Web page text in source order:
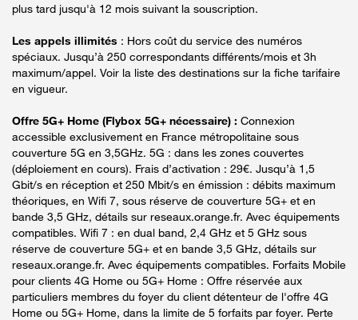
plus tard jusqu'à 12 mois suivant la souscription.
Les appels illimités : Hors coût du service des numéros
spéciaux. Jusqu’à 250 correspondants différents/mois et 3h
maximum/appel. Voir la liste des destinations sur la fiche tarifaire
en vigueur.
Offre 5G+ Home (Flybox 5G+ nécessaire) : Connexion
accessible exclusivement en France métropolitaine sous
couverture 5G en 3,5GHz. 5G : dans les zones couvertes
(déploiement en cours). Frais d’activation : 29€. Jusqu’à 1,5
Gbit/s en réception et 250 Mbit/s en émission : débits maximum
théoriques, en Wifi 7, sous réserve de couverture 5G+ et en
bande 3,5 GHz, détails sur reseaux.orange.fr. Avec équipements
compatibles. Wifi 7 : en dual band, 2,4 GHz et 5 GHz sous
réserve de couverture 5G+ et en bande 3,5 GHz, détails sur
reseaux.orange.fr. Avec équipements compatibles. Forfaits Mobile
pour clients 4G Home ou 5G+ Home : Offre réservée aux
particuliers membres du foyer du client détenteur de l'offre 4G
Home ou 5G+ Home, dans la limite de 5 forfaits par foyer. Perte